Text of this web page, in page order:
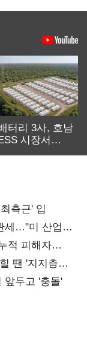
터리 3사, 호남
시장서
측근' 입
세…"미 산업
적 피해자
땐 '지지층
앞두고 '충돌'